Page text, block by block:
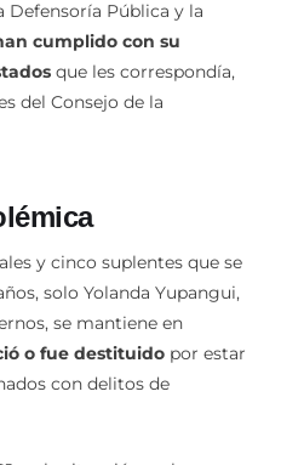
Pública y la
cumplido con su
que les correspondía,
del Consejo de la
y cinco suplentes que se
solo Yolanda Yupangui,
se mantiene en
o fue destituido
con delitos de